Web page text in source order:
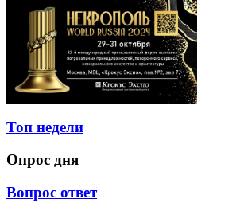
Топ недели
Опрос дня
Вопрос ответ